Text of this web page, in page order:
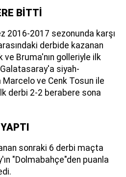
BİTTİ
2016-2017 sezonunda karşı
derbide kazanan
ve Bruma'nın golleriyle ilk
Galatasaray'a siyah-
Marcelo ve Cenk Tosun ile
derbi 2-2 berabere sona
sonraki 6 derbi maçta
"Dolmabahçe"den puanla